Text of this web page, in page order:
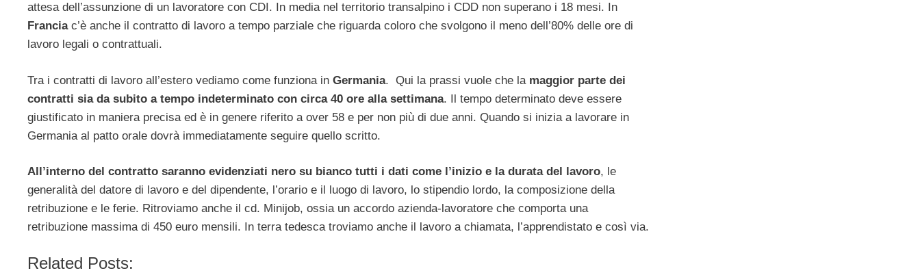
attesa dell’assunzione di un lavoratore con CDI. In media nel territorio transalpino i CDD non superano i 18 mesi. In
Franciac’è anche il contratto di lavoro a tempo parziale che riguarda coloro che svolgono il meno dell’80% delle ore di
lavoro legali o contrattuali.
Tra i contratti di lavoro all’estero vediamo come funziona in Germania. Qui la prassi vuole che lamaggior parte dei
contratti sia da subito a tempo indeterminato con circa 40 ore alla settimana. Il tempo determinato deve essere
giustificato in maniera precisa ed è in genere riferito a over 58 e per non più di due anni. Quando si inizia a lavorare in
Germania al patto orale dovrà immediatamente seguire quello scritto.
All’interno del contratto saranno evidenziati nero su bianco tutti i dati come l’inizio e la durata del lavoro, le
generalità del datore di lavoro e del dipendente, l’orario e il luogo di lavoro, lo stipendio lordo, la composizione della
retribuzione e le ferie. Ritroviamo anche il cd. Minijob, ossia un accordo azienda-lavoratore che comporta una
retribuzione massima di 450 euro mensili. In terra tedesca troviamo anche il lavoro a chiamata, l’apprendistato e così via.
Related Posts: